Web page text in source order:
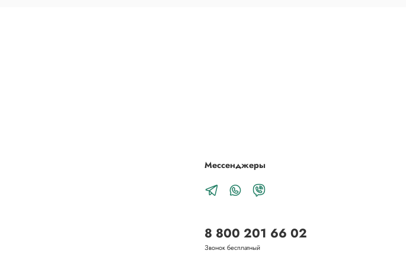
Мессенджеры
8 800 201 66 02
Звонок бесплатный